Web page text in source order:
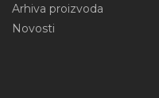
Arhiva proizvoda
Novosti